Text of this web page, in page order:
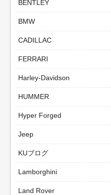
BENTLEY
BMW
CADILLAC
FERRARI
Harley-Davidson
HUMMER
Hyper Forged
Jeep
KUブログ
Lamborghini
Land Rover